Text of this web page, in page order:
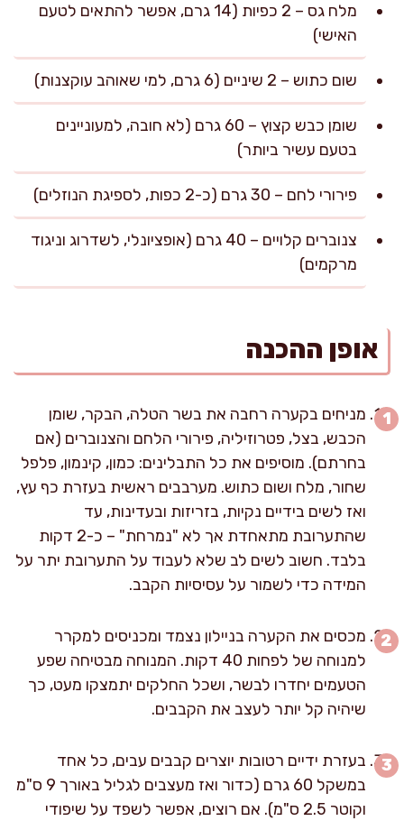
מלח גס – 2 כפיות (14 גרם, אפשר להתאים לטעם
האישי)
שום כתוש – 2 שיניים (6 גרם, למי שאוהב עוקצנות)
שומן כבש קצוץ – 60 גרם (לא חובה, למעוניינים
בטעם עשיר ביותר)
פירורי לחם – 30 גרם (כ-2 כפות, לספיגת הנוזלים)
צנוברים קלויים – 40 גרם (אופציונלי, לשדרוג וניגוד
מרקמים)
אופן ההכנה
מניחים בקערה רחבה את בשר הטלה, הבקר, שומן
הכבש, בצל, פטרוזיליה, פירורי הלחם והצנוברים (אם
בחרתם). מוסיפים את כל התבלינים: כמון, קינמון, פלפל
שחור, מלח ושום כתוש. מערבבים ראשית בעזרת כף עץ,
ואז לשים בידיים נקיות, בזריזות ובעדינות, עד
שהתערובת מתאחדת אך לא "נמרחת" – כ-2 דקות
בלבד. חשוב לשים לב שלא לעבוד על התערובת יתר על
המידה כדי לשמור על עסיסיות הקבב.
מכסים את הקערה בניילון נצמד ומכניסים למקרר
למנוחה של לפחות 40 דקות. המנוחה מבטיחה שפע
הטעמים יחדרו לבשר, ושכל החלקים יתמצקו מעט, כך
שיהיה קל יותר לעצב את הקבבים.
בעזרת ידיים רטובות יוצרים קבבים עבים, כל אחד
במשקל 60 גרם (כדור ואז מעצבים לגליל באורך 9 ס"מ
וקוטר 2.5 ס"מ). אם רוצים, אפשר לשפד על שיפודי